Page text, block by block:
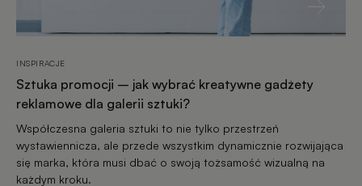
INSPIRACJE
Sztuka promocji – jak wybrać kreatywne gadżety
reklamowe dla galerii sztuki?
Współczesna galeria sztuki to nie tylko przestrzeń
wystawiennicza, ale przede wszystkim dynamicznie rozwijająca
się marka, która musi dbać o swoją tożsamość wizualną na
każdym kroku.